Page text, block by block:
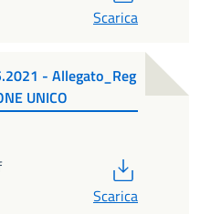
Scarica
- Allegato_Reg
UNICO
Scarica